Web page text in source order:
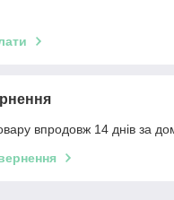
впродовж 14 днів за